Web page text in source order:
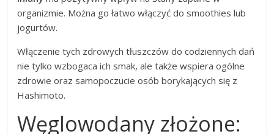
organizmie. Można go łatwo włączyć do smoothies lub
jogurtów.
Włączenie tych zdrowych tłuszczów do codziennych dań
nie tylko wzbogaca ich smak, ale także wspiera ogólne
zdrowie oraz samopoczucie osób borykających się z
Hashimoto.
Węglowodany złożone: